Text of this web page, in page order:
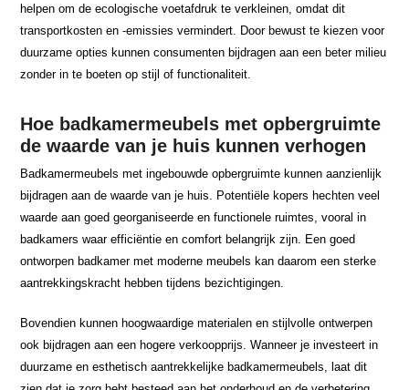
helpen om de ecologische voetafdruk te verkleinen, omdat dit
transportkosten en -emissies vermindert. Door bewust te kiezen voor
duurzame opties kunnen consumenten bijdragen aan een beter milieu
zonder in te boeten op stijl of functionaliteit.
Hoe badkamermeubels met opbergruimte
de waarde van je huis kunnen verhogen
Badkamermeubels met ingebouwde opbergruimte kunnen aanzienlijk
bijdragen aan de waarde van je huis. Potentiële kopers hechten veel
waarde aan goed georganiseerde en functionele ruimtes, vooral in
badkamers waar efficiëntie en comfort belangrijk zijn. Een goed
ontworpen badkamer met moderne meubels kan daarom een sterke
aantrekkingskracht hebben tijdens bezichtigingen.
Bovendien kunnen hoogwaardige materialen en stijlvolle ontwerpen
ook bijdragen aan een hogere verkoopprijs. Wanneer je investeert in
duurzame en esthetisch aantrekkelijke badkamermeubels, laat dit